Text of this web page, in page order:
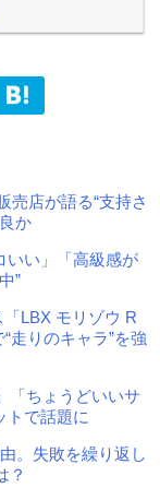
売店が語る“支持さ
か
いい」「高級感が
”
「LBX モリゾウ R
走りのキャラ”を強
「ちょうどいいサ
トで話題に
。失敗を繰り返し
？